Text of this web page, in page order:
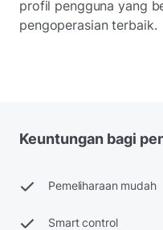
profil pengguna yang
pengoperasian terbaik.
Keuntungan bagi
Pemeliharaan mudah
Smart control